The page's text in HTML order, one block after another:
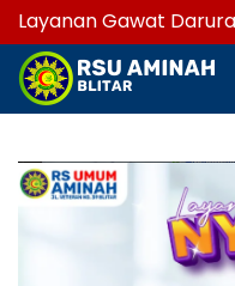
Layanan Gawat